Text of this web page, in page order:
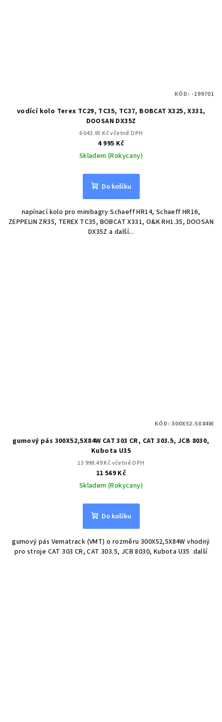
vodící kolo Terex TC29, TC35, TC37, BOBCAT X325, X331,
DOOSAN DX35Z
6 043.95 Kč včetně DPH
4 995 Kč
Skladem (Rokycany)
Do košíku
napínací kolo pro minibagry Schaeff HR14, Schaeff HR16,
ZEPPELIN ZR35, TEREX TC35, BOBCAT X331, O&K RH1.35, DOOSAN
DX35Z a další...
KÓD: -199701
gumový pás 300X52,5X84W CAT 303 CR, CAT 303.5, JCB 8030,
Kubota U35
13 998.49 Kč včetně DPH
11 569 Kč
Skladem (Rokycany)
Do košíku
gumový pás Vematrack (VMT) o rozměru 300X52,5X84W vhodný
pro stroje CAT 303 CR, CAT 303.5, JCB 8030, Kubota U35 další
KÓD:300X52.5X84W